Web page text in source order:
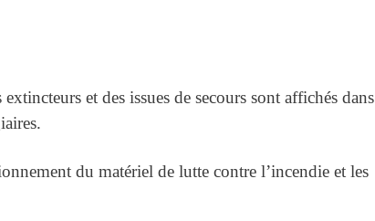
et des issues de secours sont affichés dans
du matériel de lutte contre l’incendie et les